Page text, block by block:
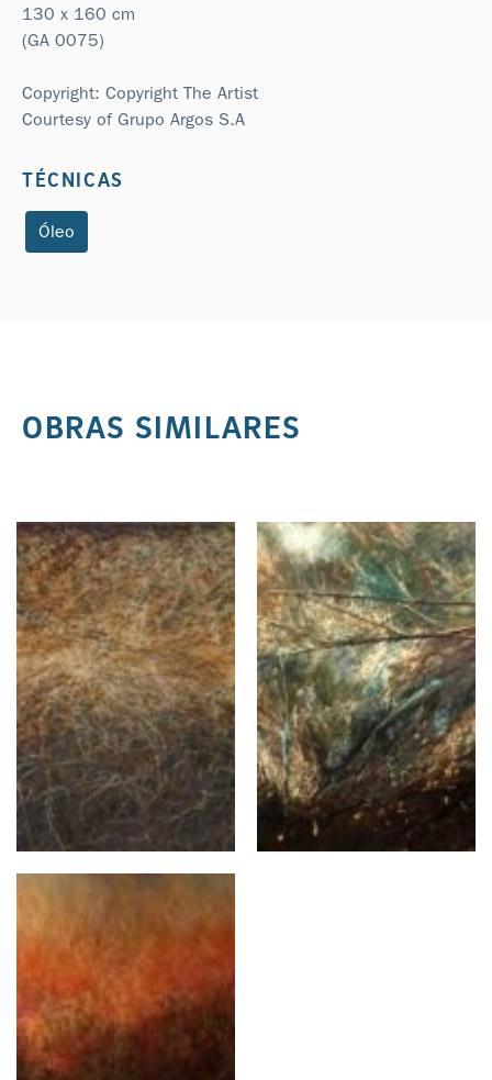
130 x 160 cm
(GA 0075)
Copyright: Copyright The Artist
Courtesy of Grupo Argos S.A
TÉCNICAS
Óleo
OBRAS SIMILARES